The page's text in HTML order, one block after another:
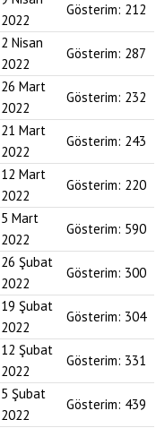
2022
Gösterim: 212
2 Nisan
2022
Gösterim: 287
26 Mart
2022
Gösterim: 232
21 Mart
2022
Gösterim: 243
12 Mart
2022
Gösterim: 220
5 Mart
2022
Gösterim: 590
26 Şubat
2022
Gösterim: 300
19 Şubat
2022
Gösterim: 304
12 Şubat
2022
Gösterim: 331
5 Şubat
2022
Gösterim: 439